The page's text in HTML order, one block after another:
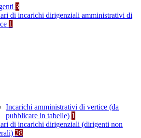
3
di incarichi dirigenziali amministrativi di
1
Incarichi amministrativi di vertice (da
pubblicare in tabelle) 1
di incarichi dirigenziali (dirigenti non
28